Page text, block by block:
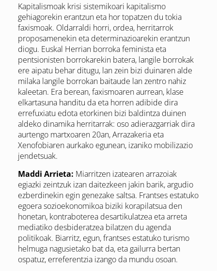
Kapitalismoak krisi sistemikoari kapitalismo
gehiagorekin erantzun eta hor topatzen du tokia
faxismoak. Oldarraldi horri, ordea, herritarrok
proposamenekin eta determinazioarekin erantzun
diogu. Euskal Herrian borroka feminista eta
pentsionisten borrokarekin batera, langile borrokak
ere aipatu behar ditugu, lan zein bizi duinaren alde
milaka langile borrokan baitaude lan zentro nahiz
kaleetan. Era berean, faxismoaren aurrean, klase
elkartasuna handitu da eta horren adibide dira
errefuxiatu edota etorkinen bizi baldintza duinen
aldeko dinamika herritarrak: oso adierazgarriak dira
aurtengo martxoaren 20an, Arrazakeria eta
Xenofobiaren aurkako egunean, izaniko mobilizazio
jendetsuak.
Maddi Arrieta: Miarritzen izatearen arrazoiak
egiazki zeintzuk izan daitezkeen jakin barik, argudio
ezberdinekin egin genezake saltsa. Frantses estatuko
egoera sozioekonomikoa biziki korapilatsua den
honetan, kontraboterea desartikulatzea eta arreta
mediatiko desbideratzea bilatzen du agenda
politikoak. Biarritz, egun, frantses estatuko turismo
helmuga nagusietako bat da, eta gailurra bertan
ospatuz, erreferentzia izango da mundu osoan.